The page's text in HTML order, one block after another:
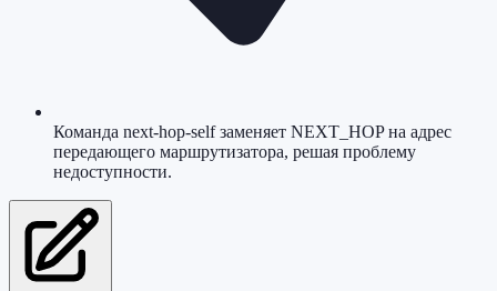
Команда next-hop-self заменяет NEXT_HOP на адрес
передающего маршрутизатора, решая проблему
недоступности.